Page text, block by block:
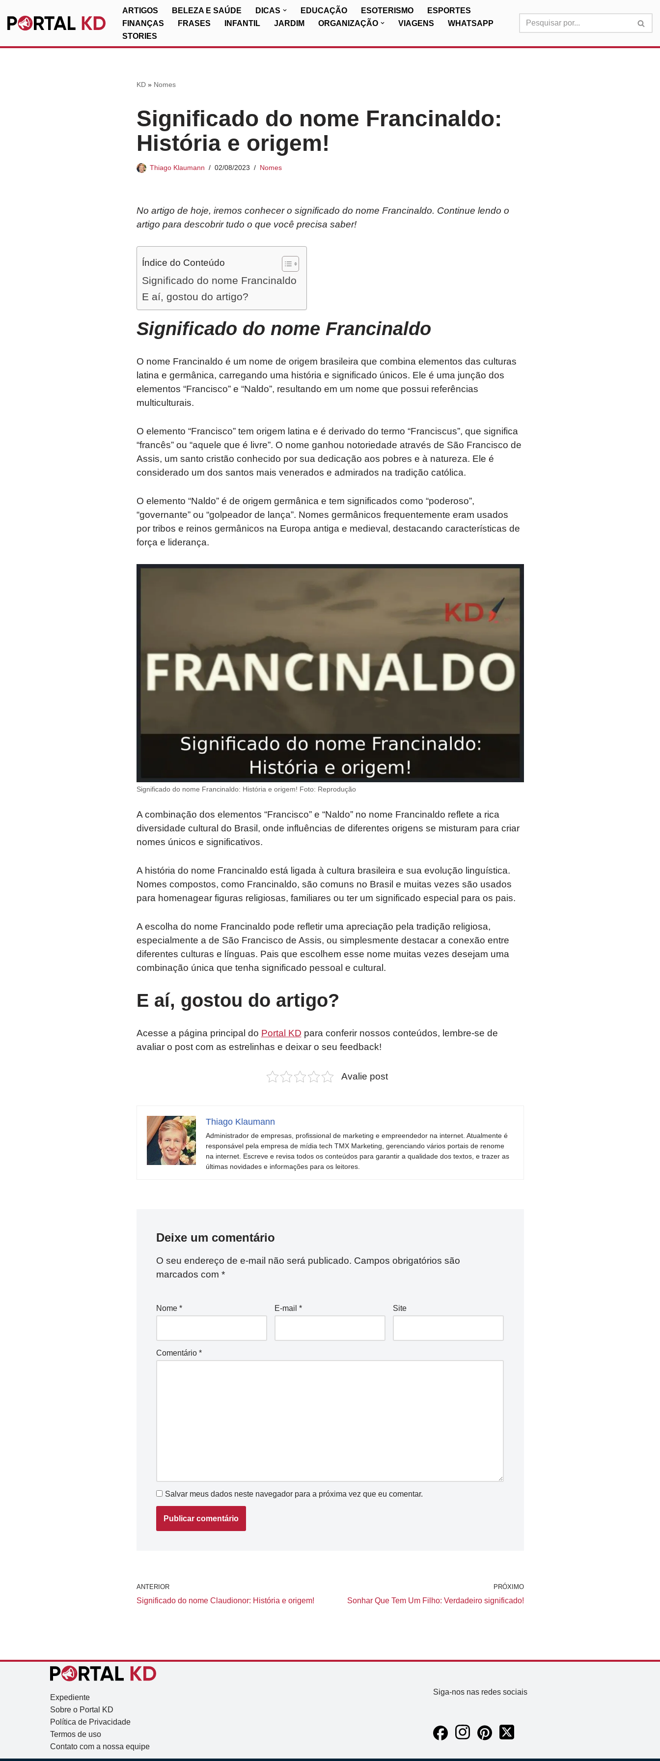
Pular
ARTIGOS BELEZA E SAÚDE DICAS EDUCAÇÃO ESOTERISMO
ESPORTES
FINANÇAS
FRASES INFANTIL JARDIM ORGANIZAÇÃO VIAGENS
WHATSAPP
STORIES
KD» Nomes
Significado do nome Francinaldo:
História e origem!
Thiago Klaumann 02/08/2023 Nomes
No artigo de hoje, iremos conhecer o significado do nome Francinaldo. Continue lendo o
artigo para descobrir tudo o que você precisa saber!
Índice do Conteúdo
Significado do nome Francinaldo
E aí, gostou do artigo?
Significado do nome Francinaldo
O nome Francinaldo é um nome de origem brasileira que combina elementos das culturas
latina e germânica, carregando uma história e significado únicos. Ele é uma junção dos
elementos “Francisco” e “Naldo”, resultando em um nome que possui referências
multiculturais.
O elemento “Francisco” tem origem latina e é derivado do termo “Franciscus”, que significa
“francês” ou “aquele que é livre”. O nome ganhou notoriedade através de São Francisco de
Assis, um santo cristão conhecido por sua dedicação aos pobres e à natureza. Ele é
considerado um dos santos mais venerados e admirados na tradição católica.
O elemento “Naldo” é de origem germânica e tem significados como “poderoso”,
“governante” ou “golpeador de lança”. Nomes germânicos frequentemente eram usados
por tribos e reinos germânicos na Europa antiga e medieval, destacando características de
força e liderança.
Significado do nome Francinaldo: História e origem! Foto: Reprodução
A combinação dos elementos “Francisco” e “Naldo” no nome Francinaldo reflete a rica
diversidade cultural do Brasil, onde influências de diferentes origens se misturam para criar
nomes únicos e significativos.
A história do nome Francinaldo está ligada à cultura brasileira e sua evolução linguística.
Nomes compostos, como Francinaldo, são comuns no Brasil e muitas vezes são usados
para homenagear figuras religiosas, familiares ou ter um significado especial para os pais.
A escolha do nome Francinaldo pode refletir uma apreciação pela tradição religiosa,
especialmente a de São Francisco de Assis, ou simplesmente destacar a conexão entre
diferentes culturas e línguas. Pais que escolhem esse nome muitas vezes desejam uma
combinação única que tenha significado pessoal e cultural.
E aí, gostou do artigo?
Acesse a página principal do Portal KD para conferir nossos conteúdos, lembre-se de
avaliar o post com as estrelinhas e deixar o seu feedback!
Avalie post
Thiago Klaumann
Administrador de empresas, profissional de marketing e empreendedor na internet. Atualmente é
responsável pela empresa de mídia tech TMX Marketing, gerenciando vários portais de renome
na internet. Escreve e revisa todos os conteúdos para garantir a qualidade dos textos, e trazer as
últimas novidades e informações para os leitores.
Deixe um comentário
O seu endereço de e-mail não será publicado. Campos obrigatórios são
marcados com *
Nome * E-mail * Site
Comentário *
Salvar meus dados neste navegador para a próxima vez que eu comentar.
ANTERIOR
Significado do nome Claudionor: História e origem!
PRÓXIMO
Sonhar Que Tem Um Filho: Verdadeiro significado!
Expediente
Sobre o Portal KD
Política de Privacidade
Termos de uso
Contato com a nossa equipe
Siga-nos nas redes sociais